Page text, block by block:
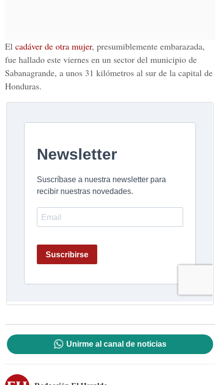
El cadáver de otra mujer, presumiblemente embarazada,
fue hallado este viernes en un sector del municipio de
Sabanagrande, a unos 31 kilómetros al sur de la capital de
Honduras.
Unirme al canal de noticias